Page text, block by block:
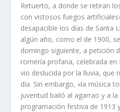
Retuerto, a donde se retiran
con vistosos fuegos
desapacible los dí­as de Santa
algún año, como el de 1900,
domingo siguiente, a petición
romerí­a profana, celebrada en
vio deslucida por la lluvia, que
dí­a. Sin embargo, «la música
juventud bailó al agarrao y a la
programación festiva de 1913